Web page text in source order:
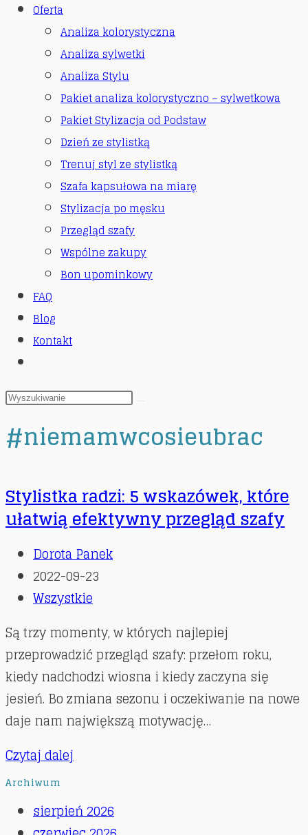
Oferta
Analiza kolorystyczna
Analiza sylwetki
Analiza Stylu
Pakiet analiza kolorystyczno – sylwetkowa
Pakiet Stylizacja od Podstaw
Dzień ze stylistką
Trenuj styl ze stylistką
Szafa kapsułowa na miarę
Stylizacja po męsku
Przegląd szafy
Wspólne zakupy
Bon upominkowy
FAQ
Blog
Kontakt
search
#niemamwcosieubrac
Stylistka radzi: 5 wskazówek, które
ułatwią efektywny przegląd szafy
Post
author:
Dorota Panek
Post
published:
2022-09-23
Post
Wszystkie
Są trzy momenty, w których najlepiej
przeprowadzić przegląd szafy: przełom roku,
kiedy nadchodzi wiosna i kiedy zaczyna się
jesień. Bo zmiana sezonu i oczekiwanie na nowe
daje nam największą motywację…
Czytaj dalejStylistka
wskazówek,
Archiwum
sierpień 2026